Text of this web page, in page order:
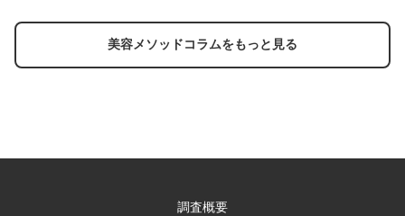
美容メソッドコラムをもっと見る
調査概要